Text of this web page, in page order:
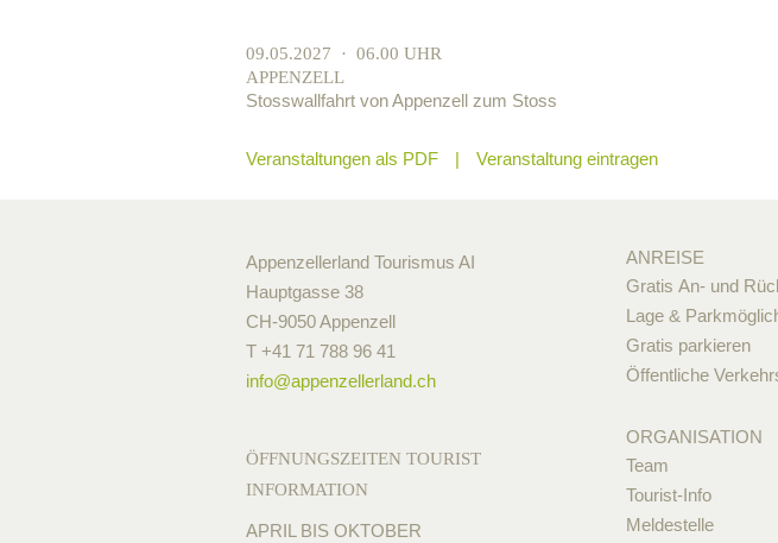
09.05.2027 · 06.00 UHR
APPENZELL
Stosswallfahrt von Appenzell zum Stoss
Veranstaltungen als PDF Veranstaltung eintragen
Appenzellerland Tourismus AI
Hauptgasse 38
CH-9050 Appenzell
T +41 71 788 96 41
info@appenzellerland.ch
ÖFFNUNGSZEITEN TOURIST
INFORMATION
APRIL BIS OKTOBER
ANREISE
Gratis An- und
Lage &
Gratis parkieren
Öffentliche
ORGANISATION
Team
Tourist-Info
Meldestelle